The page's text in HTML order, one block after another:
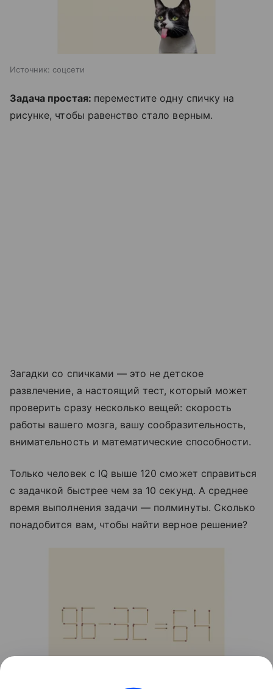
Источник: соцсети
Задача простая: переместите одну спичку на
рисунке, чтобы равенство стало верным.
Загадки со спичками — это не детское
развлечение, а настоящий тест, который может
проверить сразу несколько вещей: скорость
работы вашего мозга, вашу сообразительность,
внимательность и математические способности.
Только человек с IQ выше 120 сможет справиться
с задачкой быстрее чем за 10 секунд. А среднее
время выполнения задачи — полминуты. Сколько
понадобится вам, чтобы найти верное решение?